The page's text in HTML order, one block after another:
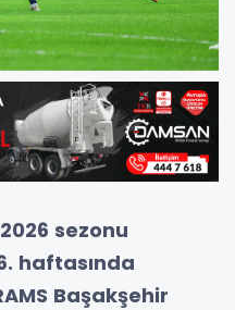
sezonu
haftasında
Başakşehir